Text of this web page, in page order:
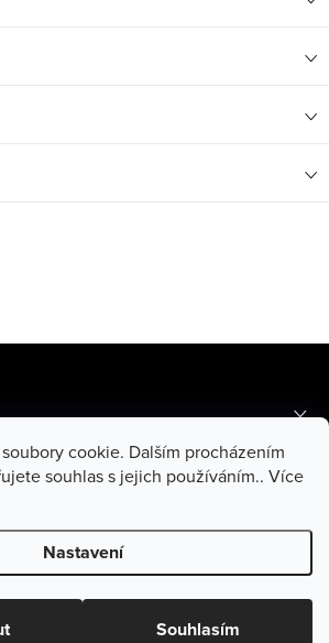
cookie. Dalším procházením
souhlas s jejich používáním.. Více
Nastavení
Souhlasím
Cosmetics. Všechna práva vyhrazena.